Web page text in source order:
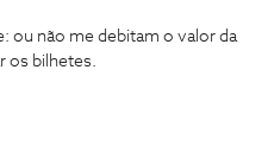
ou não me debitam o valor da
os bilhetes.